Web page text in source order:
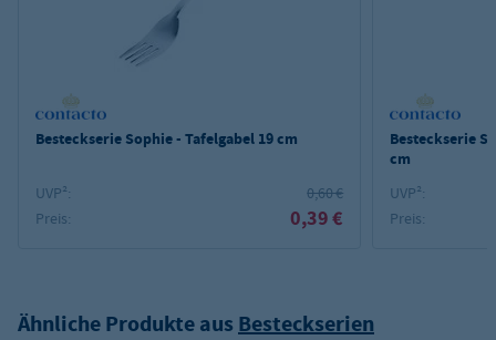
Besteckserie Sophie - Tafelgabel 19 cm
UVP²:
0,60 €
Preis:
0,39 €
Besteckserie
cm
UVP²:
Preis:
Ähnliche Produkte aus Besteckserien